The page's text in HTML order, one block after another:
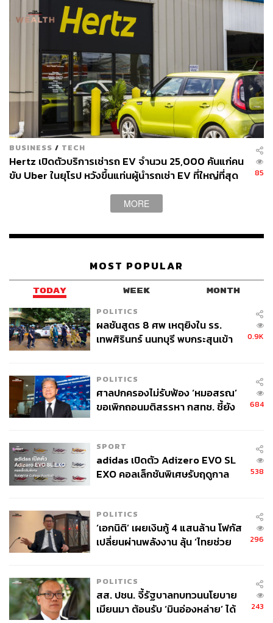
สะท้อนให้เห็นว่าเขาเข้าใจจุดแข็ง-จุดด้อยของธุรกิจตัวเอง
ดี ประสบการณ์การบริหารธุรกิจท่องเที่ยวมาหลายสิบปีทำให้
เขาเห็นการเปลี่ยนแปลงของอุตสาหกรรมนี้ที่ขยายพรมแดน
จากออฟไลน์มาสู่ออนไลน์มากขึ้น เช่น การจองตั๋วเครื่องบิน
ที่พัก เพราะทำได้ง่าย สะดวกรวดเร็ว แทนที่จะเร่งพัฒนาให้
ทันคนอื่น ก็คว้าโอกาสจากการลงทุนในกลุ่มธุรกิจการท่อง
เที่ยวรายอื่นในตลาด มาแตกไลน์ธุรกิจ เสริมศักยภาพที่ขาด
หาย และพัฒนาบริการที่มีอยู่ให้ดียิ่งขึ้น
เว็บไซต์ Economist วิเคราะห์ว่าความเชี่ยวชาญด้านการ
เงิน-การลงทุนของ คอสราวชาฮี น่าจะเป็นประโยชน์ในยามที่
Uber จะต้องประกาศรายได้ต่อสาธารณชน ซึ่งเขาก็ได้ตั้งเป้า
ตั้งแต่วันที่พบปะกับพนักงาน Uber เป็นครั้งแรกว่า จะขายหุ้น
IPO เข้าตลาดหลักทรัพย์ในอีก 18-36 เดือนข้างหน้า
มุ่งมั่น จริงใจ และกล้ายอมรับ
เว็บไซต์นิตยสาร ฟอร์บส์เล่าถึงด้านความเป็นผู้นำของ
คอสราวชาฮี ที่เข้มแข็ง มีวิสัยทัศน์ชัดเจน และเป็นหัวหน้าที่
คลิปที่เขาได้ให้สัมภาษณ์ตอนปี 2013 หลังได้รับรางวัล
Entrepreneur Of The Year® Pacific Northwest Award จาก
บริษัท Ernst & Young Technology
เป็นซีอีโอที่ Expedia ใหม่ๆ วิศวกรหนุ่มคนหนึ่งเข้ามาคุยกับ
เขาว่า “ดารา คุณกำลังบอกสิ่งที่เราต้องทำ แต่ไม่ได้บอกเลย
ว่าเรากำลังจะไปทางไหนกัน ถ้าหากคุณบอกทางเรา เราก็จะ
ทำมัน เพราะว่าพวกเราเชื่อในตัวคุณ”
ต้องทำอะไร แต่ไม่ได้ทำให้พวกเขาเห็นทิศทางที่เราควรจะ
ไปกัน ผมจำเป็นต้องปักธง” คอสราวชาฮี ยอมรับว่าเขาไม่ใช่
ซีอีโอที่ดีนักในช่วงปีแรกของการทำงานที่นั่น แต่ความเห็น
อุปสรรค
BUSINESS / TECH
Hertz เปิดตัวบริการเช่ารถ EV จำนวน 25,000 คันแก่คน
ขับ Uber ในยุโรป หวังขึ้นแท่นผู้นำรถเช่า EV ที่ใหญ่ที่สุด
85
MORE
MOST POPULAR
TODAY WEEK MONTH
POLITICS
ผลชันสูตร 8 ศพ เหตุยิงใน รร.
เทพศิรินทร์ นนทบุรี พบกระสุนเข้า
0.9K
POLITICS
ศาลปกครองไม่รับฟ้อง ‘หมอสรณ’
ขอเพิกถอนมติสรรหา กสทช. ชี้ยัง
684
SPORT
adidas เปิดตัว Adizero EVO SL
EXO คอลเล็กชันพิเศษรับฤดูกาล
538
POLITICS
‘เอกนิติ’ เผยเงินกู้ 4 แสนล้าน โฟกัส
เปลี่ยนผ่านพลังงาน ลุ้น ‘ไทยช่วย
296
POLITICS
สส. ปชน. จี้รัฐบาลทบทวนนโยบาย
เมียนมา ต้อนรับ ‘มินอ่องหล่าย’ ได้
243